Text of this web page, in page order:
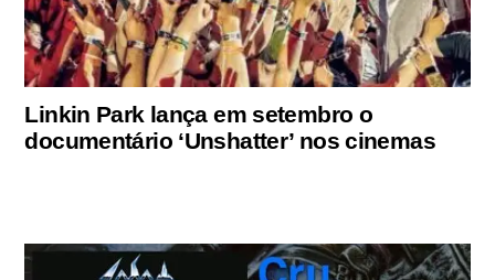
Linkin Park lança em setembro o
documentário ‘Unshatter’ nos cinemas